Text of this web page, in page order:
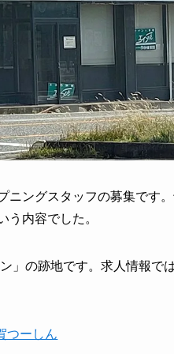
ニングスタッフの募集です
内容でした。
」の跡地です。求人情報で
つーしん